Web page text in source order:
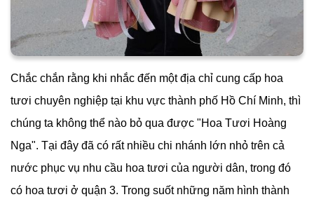
Chắc chắn rằng khi nhắc đến một địa chỉ cung cấp hoa
tươi chuyên nghiệp tại khu vực thành phố Hồ Chí Minh, thì
chúng ta không thể nào bỏ qua được "Hoa Tươi Hoàng
Nga". Tại đây đã có rất nhiều chi nhánh lớn nhỏ trên cả
nước phục vụ nhu cầu hoa tươi của người dân, trong đó
có hoa tươi ở quận 3. Trong suốt những năm hình thành